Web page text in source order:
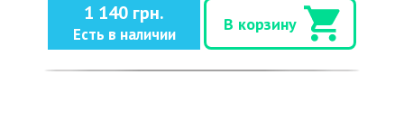
1 140 грн.
Есть в наличии
В корзину